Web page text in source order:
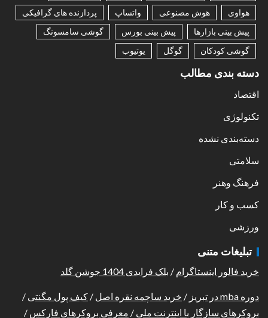
هواوی
هوش مصنوعی واتساپ
پردازنده های گرافیکی
پیش بینی بازارها
پیش بینی بورس
گوشی سامسونگ
گوشی کودکان
گوگل یوتیوب
دسته بندی مطالب
اقتصاد
تکنولوژی
دسته‌بندی نشده
سلامتی
فرهنگ وهنر
کسب و کار
ورزشی
تبلیغات متنی
خرید فالور اینستاگرام / بلک فرایدی 1404 جوشن گلد
دوره mba در تبریز / خرید ساچمه نقره اصل / کیف پول مگنتی /
بروکرهای سازگار با اینترنت ملی / معرفی بروکرهای فارکس /